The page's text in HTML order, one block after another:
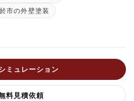
市の外壁塗装
ミュレーション
料見積依頼